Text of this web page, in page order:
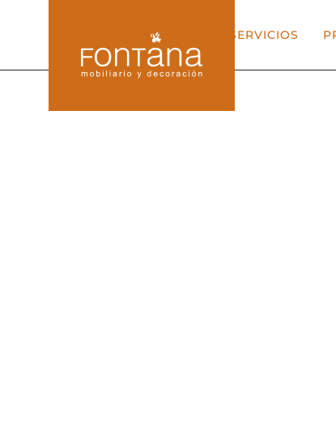
EMPRESA SERVICIOS